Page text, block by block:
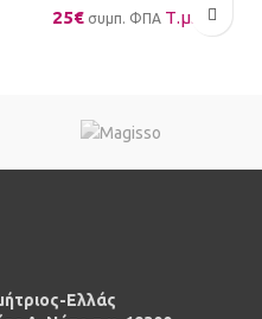
25€ συμπ. ΦΠΑ Τ.μ.
Ελλάς